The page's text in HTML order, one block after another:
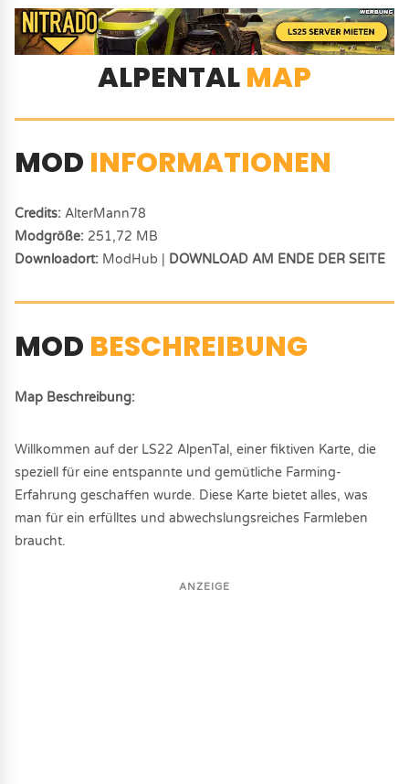
ALPENTALMAP
MOD INFORMATIONEN
Credits: AlterMann78
Modgröße: 251,72 MB
Downloadort: ModHub | DOWNLOAD AM ENDE DER SEITE
MOD BESCHREIBUNG
Map Beschreibung:
Willkommen auf der LS22 AlpenTal, einer fiktiven Karte, die
speziell für eine entspannte und gemütliche Farming-
Erfahrung geschaffen wurde. Diese Karte bietet alles, was
man für ein erfülltes und abwechslungsreiches Farmleben
braucht.
ANZEIGE